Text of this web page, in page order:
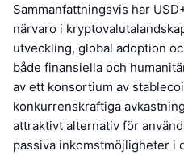
Sammanfattningsvis har
närvaro i
utveckling, global adoption
både finansiella och
av ett konsortium av
konkurrenskraftiga
attraktivt alternativ för
passiva inkomstmöjligheter i